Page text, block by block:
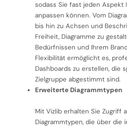
sodass Sie fast jeden Aspekt
anpassen können. Vom
bis hin zu Achsen und
Freiheit, Diagramme zu
Bedürfnissen und Ihrem
Flexibilität ermöglicht es,
Dashboards zu erstellen, die
Zielgruppe abgestimmt sind.
Erweiterte Diagrammtypen
Mit Vizlib erhalten Sie Zugriff
Diagrammtypen, die über die